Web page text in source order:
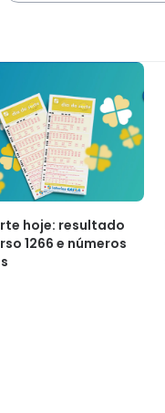
hoje: resultado
1266 e números